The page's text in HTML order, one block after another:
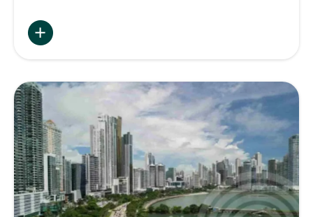
Namirial
Web
Summit
Rio
2026
–
Inovação,
Tecnologia
e
Ecossistema
Global